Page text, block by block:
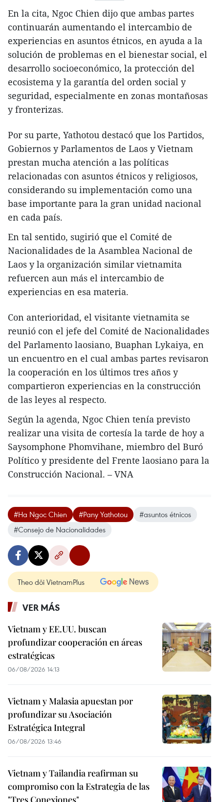
En la cita, Ngoc Chien dijo que ambas partes
continuarán aumentando el intercambio de
experiencias en asuntos étnicos, en ayuda a la
solución de problemas en el bienestar social, el
desarrollo socioeconómico, la protección del
ecosistema y la garantía del orden social y
seguridad, especialmente en zonas montañosas
y fronterizas.
Por su parte, Yathotou destacó que los Partidos,
Gobiernos y Parlamentos de Laos y Vietnam
prestan mucha atención a las políticas
relacionadas con asuntos étnicos y religiosos,
considerando su implementación como una
base importante para la gran unidad nacional
en cada país.
En tal sentido, sugirió que el Comité de
Nacionalidades de la Asamblea Nacional de
Laos y la organización similar vietnamita
refuercen aun más el intercambio de
experiencias en esa materia.
Con anterioridad, el visitante vietnamita se
reunió con el jefe del Comité de Nacionalidades
del Parlamento laosiano, Buaphan Lykaiya, en
un encuentro en el cual ambas partes revisaron
la cooperación en los últimos tres años y
compartieron experiencias en la construcción
de las leyes al respecto.
Según la agenda, Ngoc Chien tenía previsto
realizar una visita de cortesía la tarde de hoy a
Saysomphone Phomvihane, miembro del Buró
Político y presidente del Frente laosiano para la
Construcción Nacional. – VNA
#Ha Ngoc Chien #Pany Yathotou
#asuntos étnicos
#Consejo de Nacionalidades
Theo dõi VietnamPlus
VER MÁS
Vietnam y EE.UU. buscan
profundizar cooperación en áreas
estratégicas
06/08/2026 14:13
Vietnam y Malasia apuestan por
profundizar su Asociación
Estratégica Integral
06/08/2026 13:46
Vietnam y Tailandia reafirman su
compromiso con la Estrategia de las